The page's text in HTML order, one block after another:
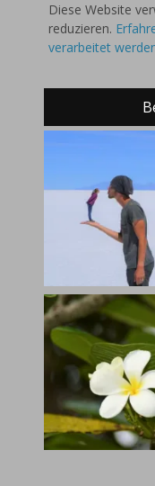
Diese Website
reduzieren.
verarbeitet